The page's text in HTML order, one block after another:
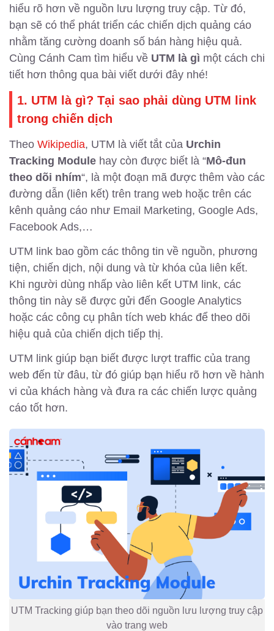
hiểu rõ hơn về nguồn lưu lượng truy cập. Từ đó,
bạn sẽ có thể phát triển các chiến dịch quảng cáo
nhằm tăng cường doanh số bán hàng hiệu quả.
Cùng Cánh Cam tìm hiểu về UTM là gì một cách chi
tiết hơn thông qua bài viết dưới đây nhé!
1. UTM là gì? Tại sao phải dùng UTM link
trong chiến dịch
Theo Wikipedia, UTM là viết tắt của Urchin
Tracking Module hay còn được biết là “Mô-đun
theo dõi nhím“, là một đoạn mã được thêm vào các
đường dẫn (liên kết) trên trang web hoặc trên các
kênh quảng cáo như Email Marketing, Google Ads,
Facebook Ads,…
UTM link bao gồm các thông tin về nguồn, phương
tiện, chiến dịch, nội dung và từ khóa của liên kết.
Khi người dùng nhấp vào liên kết UTM link, các
thông tin này sẽ được gửi đến Google Analytics
hoặc các công cụ phân tích web khác để theo dõi
hiệu quả của chiến dịch tiếp thị.
UTM link giúp bạn biết được lượt traffic của trang
web đến từ đâu, từ đó giúp bạn hiểu rõ hơn về hành
vi của khách hàng và đưa ra các chiến lược quảng
cáo tốt hơn.
UTM Tracking giúp bạn theo dõi nguồn lưu lượng truy cập
vào trang web